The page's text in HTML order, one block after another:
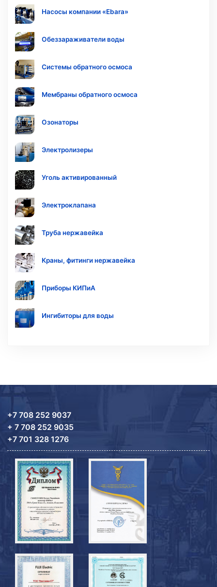
Насосы компании «Ebara»
Обеззараживатели воды
Системы обратного осмоса
Мембраны обратного осмоса
Озонаторы
Электролизеры
Уголь активированный
Электроклапана
Труба нержавейка
Краны, фитинги нержавейка
Приборы КИПиА
Ингибиторы для воды
+7 708 252 9037
+ 7 708 252 9035
+7 701 328 1276